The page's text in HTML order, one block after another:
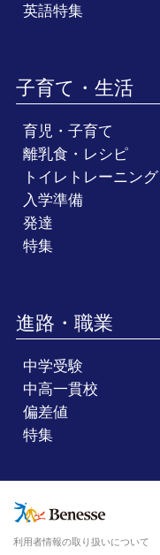
英語特集
子育て・生活
育児・子育て
離乳食・レシピ
トイレトレーニング
入学準備
発達
特集
進路・職業
中学受験
中高一貫校
偏差値
特集
利用者情報の取り扱いについて